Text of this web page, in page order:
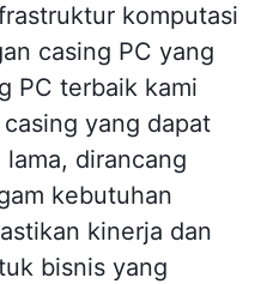
komputasi
casing PC yang
PC terbaik kami
yang dapat
dirancang
kebutuhan
kinerja dan
bisnis yang